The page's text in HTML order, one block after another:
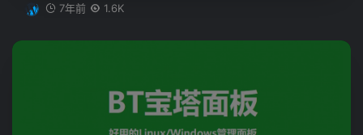
7年前 1.6K